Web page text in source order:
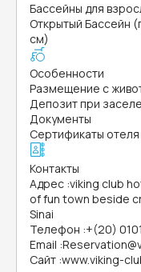
Бассейны для
Открытый Бассейн
см)
Особенности
Размещение с
Депозит при
Документы
Сертификаты отеля
Контакты
Адрес :viking club
of fun town beside
Sinai
Телефон :+(20)
Email :
Сайт :www.viking-